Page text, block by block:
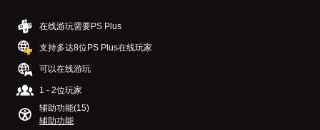
在线游玩需要PS Plus
支持多达8位PS Plus在线玩家
可以在线游玩
1 - 2位玩家
辅助功能(15)
辅助功能